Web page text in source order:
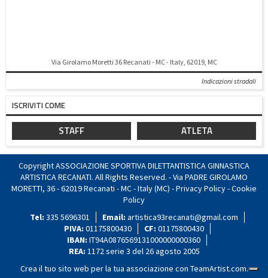
Via Girolamo Moretti 36 Recanati - MC - Italy, 62019, MC
Indicazioni stradali
ISCRIVITI COME
STAFF ATLETA
Copyright ASSOCIAZIONE SPORTIVA DILETTANTISTICA GINNASTICA
ARTISTICA RECANATI. All Rights Reserved. - Via PADRE GIROLAMO
MORETTI, 36 - 62019 Recanati - MC - Italy (MC) -Privacy Policy-Cookie
Policy
Tel: 335 5696301 Email: artistica93recanati@gmail.com
PIVA: 01175800430 CF: 01175800430
IBAN: IT94A0876569131000000000360
REA: 1172 serie 3 del 26 agosto 2005
Crea il tuo sito web per la tua associazione con TeamArtist.com.